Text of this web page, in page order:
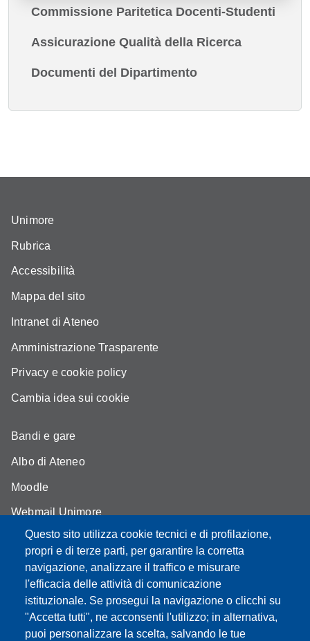
Commissione Paritetica Docenti-Studenti
Assicurazione Qualità della Ricerca
Documenti del Dipartimento
Questo sito utilizza cookie tecnici e di profilazione,
propri e di terze parti, per garantire la corretta
navigazione, analizzare il traffico e misurare
l'efficacia delle attività di comunicazione
istituzionale. Se prosegui la navigazione o clicchi su
"Accetta tutti", ne acconsenti l'utilizzo; in alternativa,
puoi personalizzare la scelta, salvando le tue
Unimore
Rubrica
Accessibilità
Mappa del sito
Intranet di Ateneo
Amministrazione Trasparente
Privacy e cookie policy
Cambia idea sui cookie
Bandi e gare
Albo di Ateneo
Moodle
Webmail Unimore
Aule Unimore
Dove siamo
FAQ